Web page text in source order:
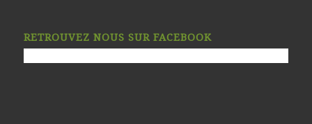
RETROUVEZ NOUS SUR FACEBOOK